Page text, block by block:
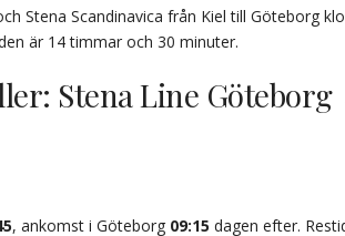
Stena Scandinavica från Kiel till Göteborg
är 14 timmar och 30 minuter.
Stena Line
, ankomst i Göteborg 09:15 dagen efter.